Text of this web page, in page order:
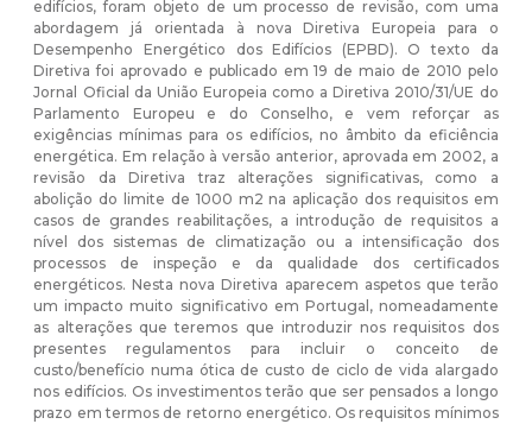
edifícios, foram objeto de um processo de revisão, com uma
abordagem já orientada à nova Diretiva Europeia para o
Desempenho Energético dos Edifícios (EPBD). O texto da
Diretiva foi aprovado e publicado em 19 de maio de 2010 pelo
Jornal Oficial da União Europeia como a Diretiva 2010/31/UE do
Parlamento Europeu e do Conselho, e vem reforçar as
exigências mínimas para os edifícios, no âmbito da eficiência
energética. Em relação à versão anterior, aprovada em 2002, a
revisão da Diretiva traz alterações significativas, como a
abolição do limite de 1000 m2 na aplicação dos requisitos em
casos de grandes reabilitações, a introdução de requisitos a
nível dos sistemas de climatização ou a intensificação dos
processos de inspeção e da qualidade dos certificados
energéticos. Nesta nova Diretiva aparecem aspetos que terão
um impacto muito significativo em Portugal, nomeadamente
as alterações que teremos que introduzir nos requisitos dos
presentes regulamentos para incluir o conceito de
custo/benefício numa ótica de custo de ciclo de vida alargado
nos edifícios. Os investimentos terão que ser pensados a longo
prazo em termos de retorno energético. Os requisitos mínimos